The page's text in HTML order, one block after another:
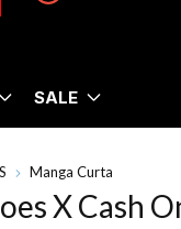
SALE
Manga Curta
X Cash